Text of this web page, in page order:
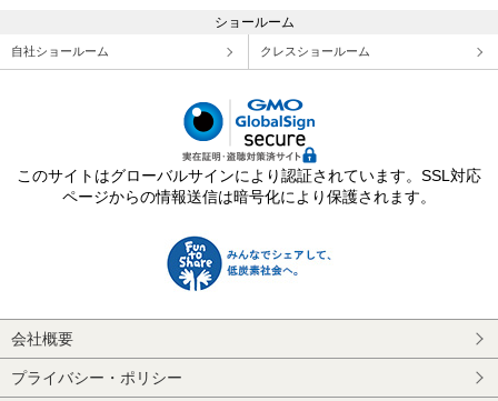
ショールーム
自社ショールーム クレスショールーム
このサイトはグローバルサインにより認証されています。SSL対応
ページからの情報送信は暗号化により保護されます。
会社概要
プライバシー・ポリシー